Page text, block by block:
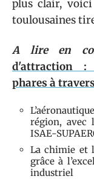
plus clair, voici
toulousaines
A lire en
d'attraction :
phares à
région, avec
ISAE-
La chimie et
grâce à
industriel